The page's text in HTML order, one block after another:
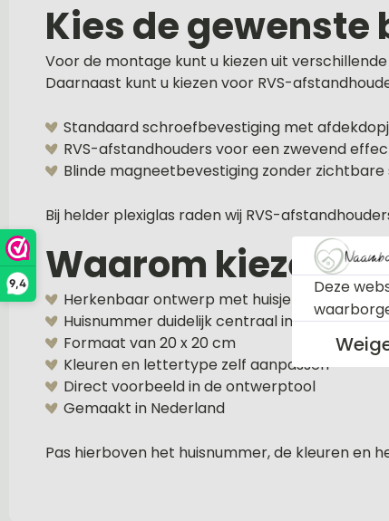
9,4
Kies de
Voor de montage kunt u kiezen uit
Daarnaast kunt u kiezen voor RVS-
Standaard schroefbevestiging met
RVS-afstandhouders voor een zwevend
Blinde magneetbevestiging zonder
Bij helder plexiglas raden wij RVS-
Waarom kiezen
Herkenbaar ontwerp met huisje
Huisnummer duidelijk centraal in beeld
Formaat van 20 x 20 cm
Kleuren en lettertype zelf aanpassen
Direct voorbeeld in de ontwerptool
Gemaakt in Nederland
Pas hierboven het huisnummer, de kleuren en
Deze